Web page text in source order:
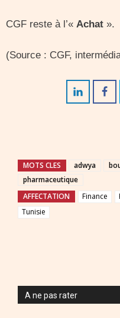
CGF reste à l’« Achat ».
(Source : CGF,
MOTS CLES adwya
pharmaceutique
AFFECTATION
Finance
Tunisie
A ne pas rater